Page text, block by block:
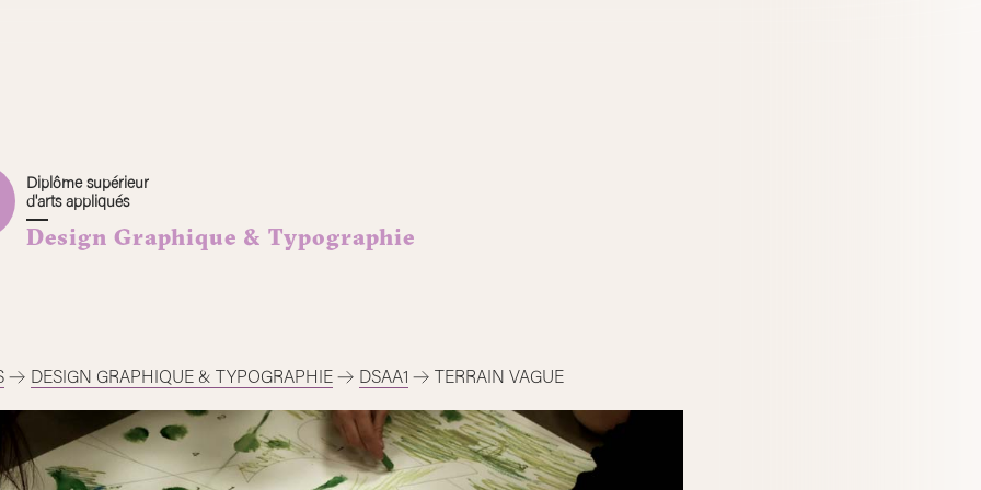
Diplôme supérieur
d'arts appliqués
Design Graphique & Typographie
DESIGN GRAPHIQUE & TYPOGRAPHIE DSAA1 TERRAIN VAGUE